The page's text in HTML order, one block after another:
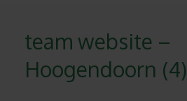
team website –
Hoogendoorn (4)